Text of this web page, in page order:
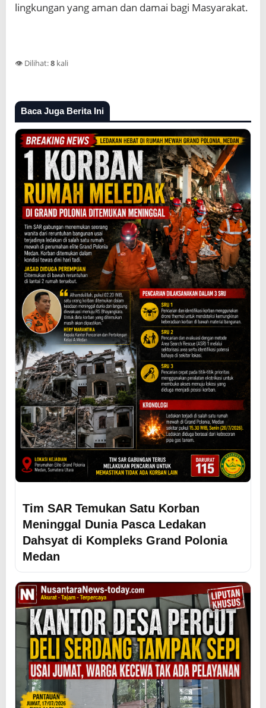
lingkungan yang aman dan damai bagi Masyarakat.
👁️ Dilihat:8 kali
Baca Juga Berita Ini
Tim SAR Temukan Satu Korban
Meninggal Dunia Pasca Ledakan
Dahsyat di Kompleks Grand Polonia
Medan